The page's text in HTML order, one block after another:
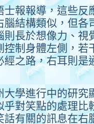
士報報導，這些反
腦結構類似，但各
則長於想像力、視
控制身體左側，若
經之路，右耳則是
大學進行中的研究
乎對笑點的處理比
話有關的訊息在右